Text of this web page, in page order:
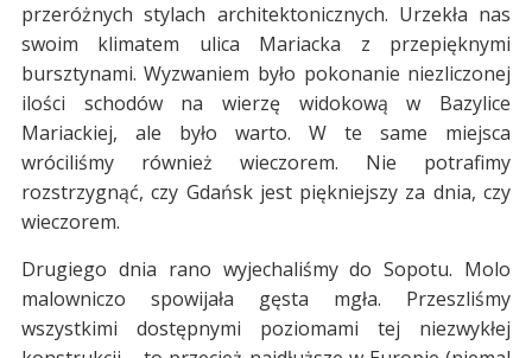
przeróżnych stylach architektonicznych. Urzekła nas
swoim klimatem ulica Mariacka z przepięknymi
bursztynami. Wyzwaniem było pokonanie niezliczonej
ilości schodów na wierzę widokową w Bazylice
Mariackiej, ale było warto. W te same miejsca
wróciliśmy również wieczorem. Nie potrafimy
rozstrzygnąć, czy Gdańsk jest piękniejszy za dnia, czy
wieczorem.
Drugiego dnia rano wyjechaliśmy do Sopotu. Molo
malowniczo spowijała gęsta mgła. Przeszliśmy
wszystkimi dostępnymi poziomami tej niezwykłej